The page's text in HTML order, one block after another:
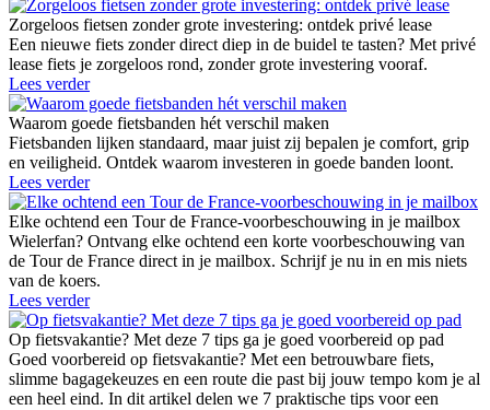
Zorgeloos fietsen zonder grote investering: ontdek privé lease
Een nieuwe fiets zonder direct diep in de buidel te tasten? Met privé
lease fiets je zorgeloos rond, zonder grote investering vooraf.
Lees verder
Waarom goede fietsbanden hét verschil maken
Fietsbanden lijken standaard, maar juist zij bepalen je comfort, grip
en veiligheid. Ontdek waarom investeren in goede banden loont.
Lees verder
Elke ochtend een Tour de France-voorbeschouwing in je mailbox
Wielerfan? Ontvang elke ochtend een korte voorbeschouwing van
de Tour de France direct in je mailbox. Schrijf je nu in en mis niets
van de koers.
Lees verder
Op fietsvakantie? Met deze 7 tips ga je goed voorbereid op pad
Goed voorbereid op fietsvakantie? Met een betrouwbare fiets,
slimme bagagekeuzes en een route die past bij jouw tempo kom je al
een heel eind. In dit artikel delen we 7 praktische tips voor een